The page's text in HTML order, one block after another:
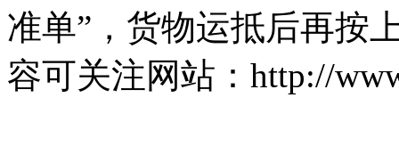
准单”，货物运抵后再按
容可关注网站：http://